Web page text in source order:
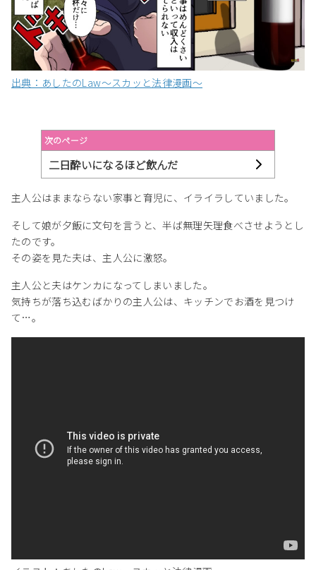
出典：あしたのLaw〜スカッと法律漫画〜
次のページ
二日酔いになるほど飲んだ
主人公はままならない家事と育児に、イライラしていました。
そして娘が夕飯に文句を言うと、半ば無理矢理食べさせようとし
たのです。
その姿を見た夫は、主人公に激怒。
主人公と夫はケンカになってしまいました。
気持ちが落ち込むばかりの主人公は、キッチンでお酒を見つけ
て…。